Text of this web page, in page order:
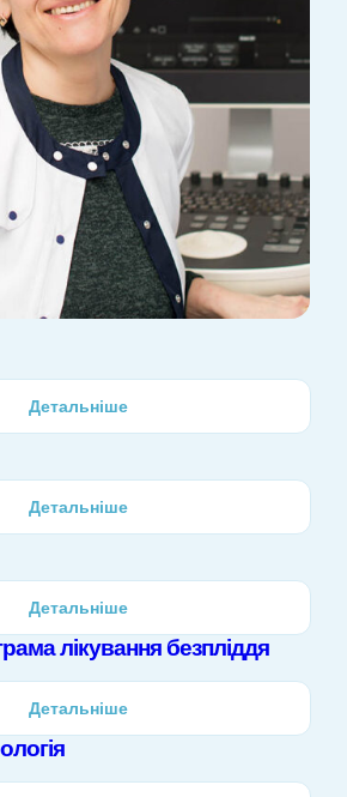
Детальніше
Детальніше
Детальніше
лікування безпліддя
Детальніше